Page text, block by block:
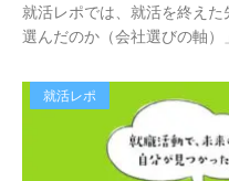
就活レポでは、就活を終え
選んだのか（会社選びの軸
就活レポ